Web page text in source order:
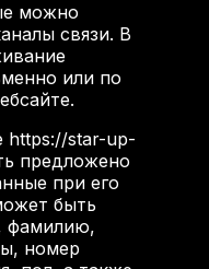
можно
связи. В
или по
https://star-up-
предложено
при его
быть
фамилию,
номер